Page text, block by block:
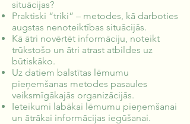
situācijas?
Praktiski “triki” – metodes, kā darboties
augstas nenoteiktības situācijās.
Kā ātri novērtēt informāciju, noteikt
trūkstošo un ātri atrast atbildes uz
būtiskāko.
Uz datiem balstītas lēmumu
pieņemšanas metodes pasaules
veiksmīgākajās organizācijās.
Ieteikumi labākai lēmumu pieņemšanai
un ātrākai informācijas iegūšanai.